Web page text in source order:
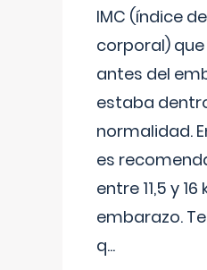
IMC (índice
corporal)
antes del
estaba
normalidad.
es
entre 11,5 y
embarazo.
q...